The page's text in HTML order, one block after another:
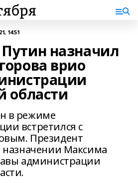
14:51
назначил
врио
области
в режиме
встретился с
Президент
назначении Максима
администрации